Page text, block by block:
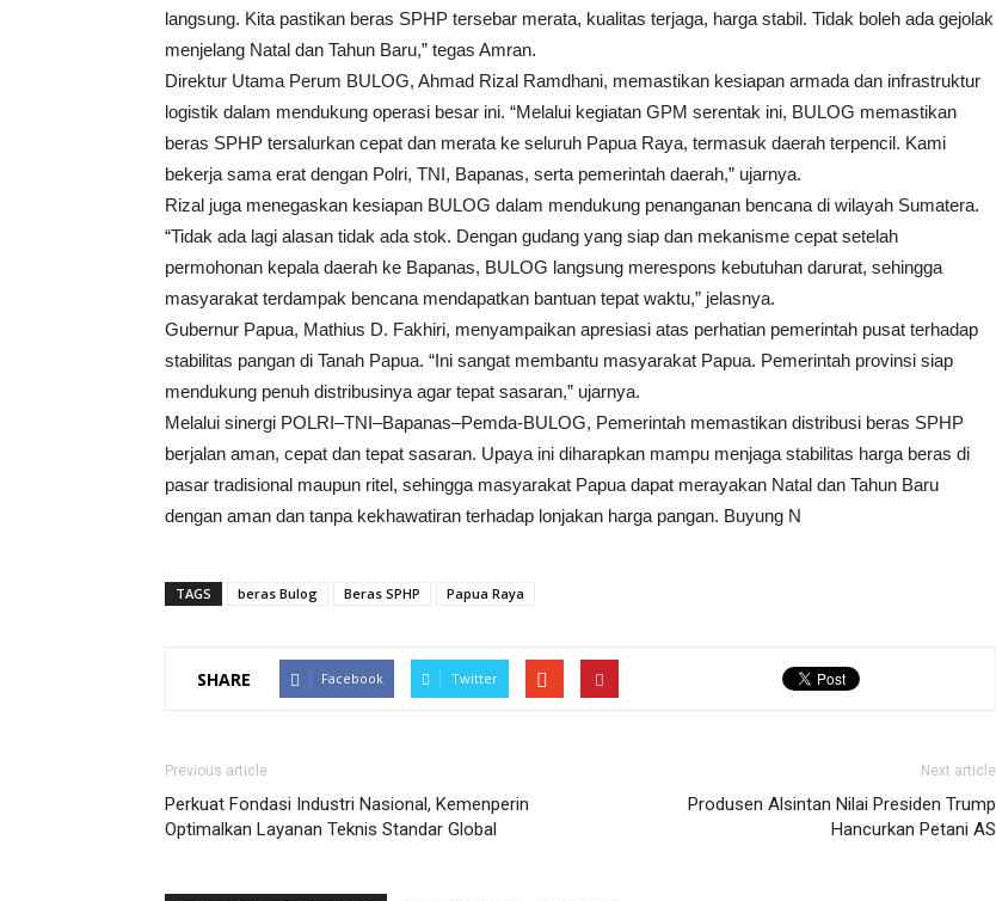
langsung. Kita pastikan beras SPHP tersebar merata, kualitas terjaga, harga stabil. Tidak boleh ada gejolak
menjelang Natal dan Tahun Baru,” tegas Amran.
Direktur Utama Perum BULOG, Ahmad Rizal Ramdhani, memastikan kesiapan armada dan infrastruktur
logistik dalam mendukung operasi besar ini. “Melalui kegiatan GPM serentak ini, BULOG memastikan
beras SPHP tersalurkan cepat dan merata ke seluruh Papua Raya, termasuk daerah terpencil. Kami
bekerja sama erat dengan Polri, TNI, Bapanas, serta pemerintah daerah,” ujarnya.
Rizal juga menegaskan kesiapan BULOG dalam mendukung penanganan bencana di wilayah Sumatera.
“Tidak ada lagi alasan tidak ada stok. Dengan gudang yang siap dan mekanisme cepat setelah
permohonan kepala daerah ke Bapanas, BULOG langsung merespons kebutuhan darurat, sehingga
masyarakat terdampak bencana mendapatkan bantuan tepat waktu,” jelasnya.
Gubernur Papua, Mathius D. Fakhiri, menyampaikan apresiasi atas perhatian pemerintah pusat terhadap
stabilitas pangan di Tanah Papua. “Ini sangat membantu masyarakat Papua. Pemerintah provinsi siap
mendukung penuh distribusinya agar tepat sasaran,” ujarnya.
Melalui sinergi POLRI–TNI–Bapanas–Pemda-BULOG, Pemerintah memastikan distribusi beras SPHP
berjalan aman, cepat dan tepat sasaran. Upaya ini diharapkan mampu menjaga stabilitas harga beras di
pasar tradisional maupun ritel, sehingga masyarakat Papua dapat merayakan Natal dan Tahun Baru
dengan aman dan tanpa kekhawatiran terhadap lonjakan harga pangan. Buyung N
TAGS beras Bulog Beras SPHP Papua Raya
SHARE Facebook Twitter
Previous article
Perkuat Fondasi Industri Nasional, Kemenperin
Optimalkan Layanan Teknis Standar Global
Next article
Produsen Alsintan Nilai Presiden Trump
Hancurkan Petani AS